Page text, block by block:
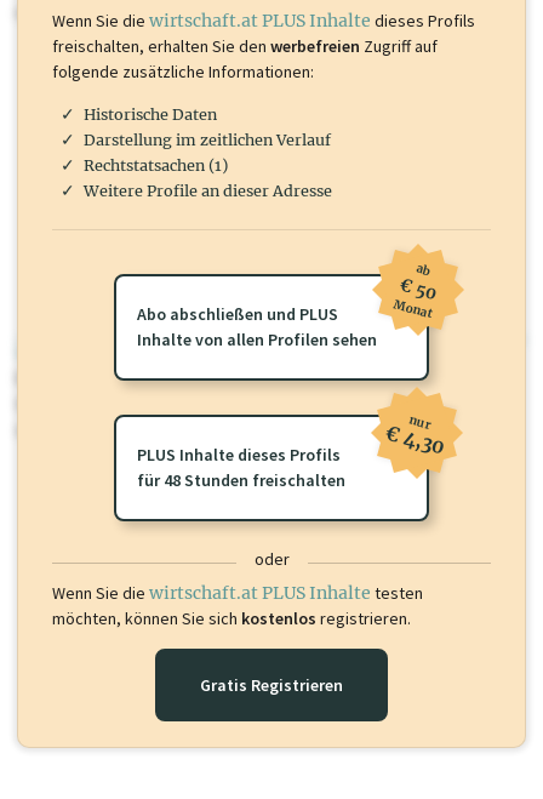
mehr.
wirtschaft.at PLUS
Für dieses Profil gibt es zusätzlichewirtschaft.at PLUS Inhalte
Sie momentan nicht einsehen können. Schalten Sie dieses Profil frei
oder loggen Sie sich ein um diese Inhalte zu sehen.
Wenn Sie die wirtschaft.at PLUS Inhalte dieses Profils
freischalten, erhalten Sie den werbefreien Zugriff auf
folgende zusätzliche Informationen:
Historische Daten
Darstellung im zeitlichen Verlauf
Rechtstatsachen (1)
Weitere Profile an dieser Adresse
Abo abschließen und PLUS
Inhalte von allen Profilen sehen
ab
€ 50
Monat
PLUS Inhalte dieses Profils
für 48 Stunden freischalten
nur
€ 4,30
oder
Wenn Sie die wirtschaft.at PLUS Inhalte testen
möchten, können Sie sich kostenlos registrieren.
Gratis Registrieren